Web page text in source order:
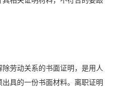
劳动关系的书面证明，是用人
具的一份书面材料。离职证明